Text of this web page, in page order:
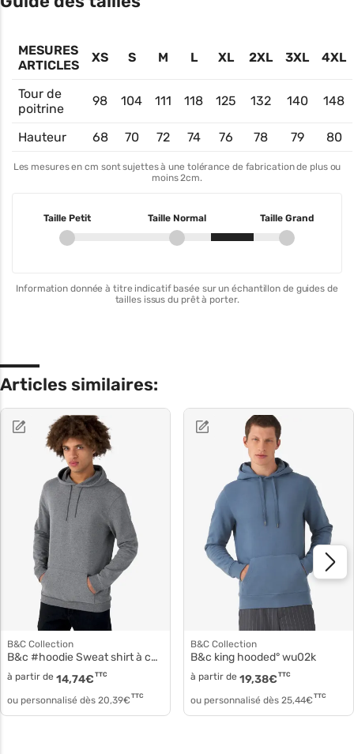
MESURES
ARTICLES
XS S M L XL 2XL 3XL 4XL
Tour de
poitrine
98 104 111 118 125 132 140 148
Hauteur 68 70 72 74 76 78 79 80
Les mesures en cm sont sujettes à une tolérance de fabrication de plus ou
moins 2cm.
Taille Petit Taille Normal Taille Grand
Information donnée à titre indicatif basée sur un échantillon de guides de
tailles issus du prêt à porter.
Articles similaires:
B&C Collection
B&c #hoodie Sweat shirt à capuche wu03w
à partir de 14,74€ TTC
ou personnalisé dès 20,39€ TTC
B&C Collection
B&c king hooded° wu02k
à partir de 19,38€ TTC
ou personnalisé dès 25,44€ TTC